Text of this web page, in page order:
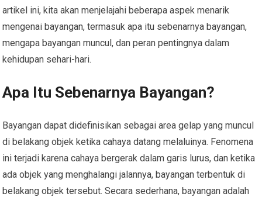
artikel ini, kita akan menjelajahi beberapa aspek menarik
mengenai bayangan, termasuk apa itu sebenarnya bayangan,
mengapa bayangan muncul, dan peran pentingnya dalam
kehidupan sehari-hari.
Apa Itu Sebenarnya Bayangan?
Bayangan dapat didefinisikan sebagai area gelap yang muncul
di belakang objek ketika cahaya datang melaluinya. Fenomena
ini terjadi karena cahaya bergerak dalam garis lurus, dan ketika
ada objek yang menghalangi jalannya, bayangan terbentuk di
belakang objek tersebut. Secara sederhana, bayangan adalah